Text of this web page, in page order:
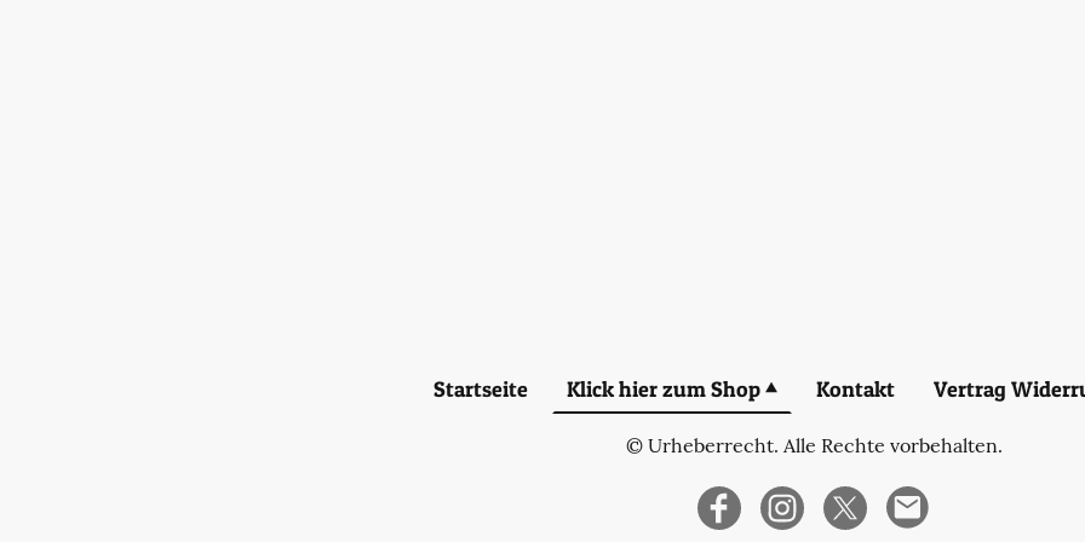
Startseite Klick hier zum Shop Kontakt Vertrag
© Urheberrecht. Alle Rechte vorbehalten.